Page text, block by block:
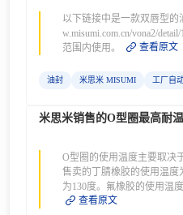
以下链接中是一款双唇型的
w.misumi.com.cn/vona2/detail/
范围内使用。
查看原文
油封 米思米 MISUMI 工厂自
米思米销售的O型圈最高耐温
O型圈的使用温度主要取决
售卖的丁腈橡胶的使用温度
为130度。氟橡胶的使用温
查看原文